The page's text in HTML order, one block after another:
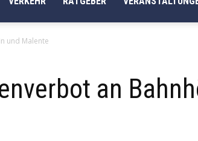
und Malente
an